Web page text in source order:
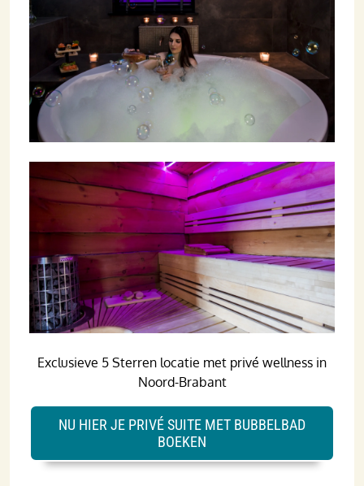
Exclusieve 5 Sterren locatie met privé wellness in
Noord-Brabant
NU HIER JE PRIVÉ SUITE MET BUBBELBAD
BOEKEN